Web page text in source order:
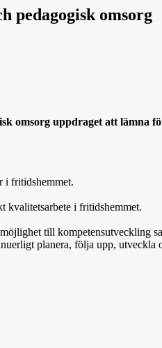
pedagogisk omsorg
omsorg uppdraget att
i fritidshemmet.
kvalitetsarbete i fritidshemmet.
till kompetensutveckling
planera, följa upp, utveckla